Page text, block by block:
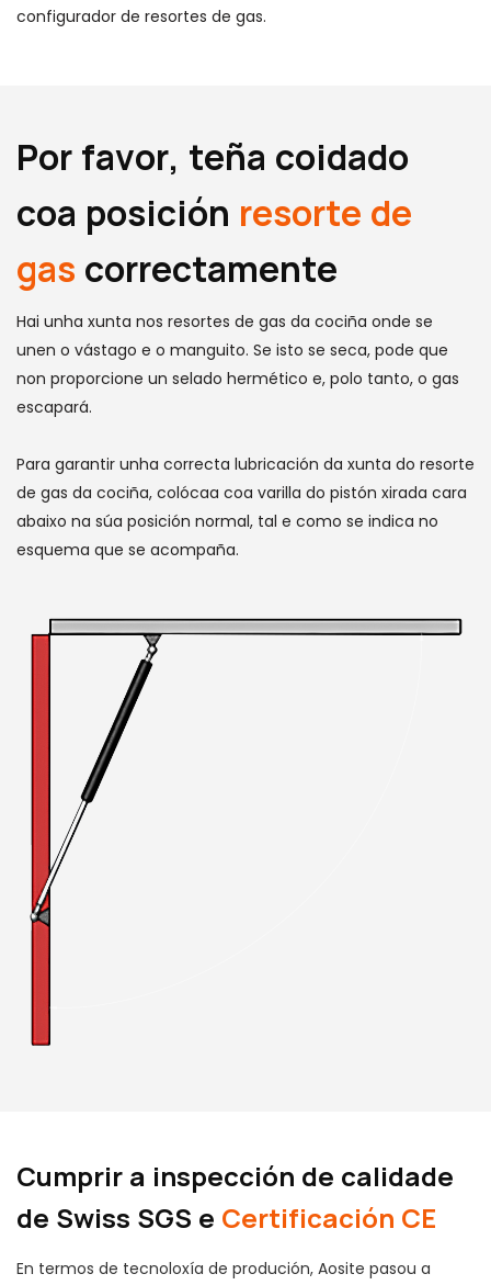
configurador de resortes de gas.
Por favor, teña coidado
coa posición resorte de
gas correctamente
Hai unha xunta nos resortes de gas da cociña onde se
unen o vástago e o manguito. Se isto se seca, pode que
non proporcione un selado hermético e, polo tanto, o gas
escapará.
Para garantir unha correcta lubricación da xunta do resorte
de gas da cociña, colócaa coa varilla do pistón xirada cara
abaixo na súa posición normal, tal e como se indica no
esquema que se acompaña.
Cumprir a inspección de calidade
de Swiss SGS e Certificación CE
En termos de tecnoloxía de produción, Aosite pasou a